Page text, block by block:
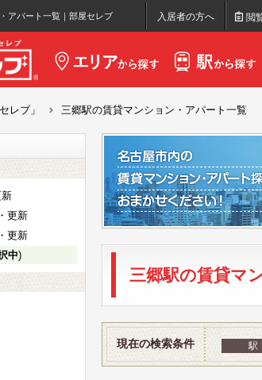
アパート一覧｜部屋セレブ 入居者の方へ 閲
レブ」 三郷駅の賃貸マンション・アパート一覧
更新
更新
中)
三郷駅の賃貸マ
現在の検索条件 駅